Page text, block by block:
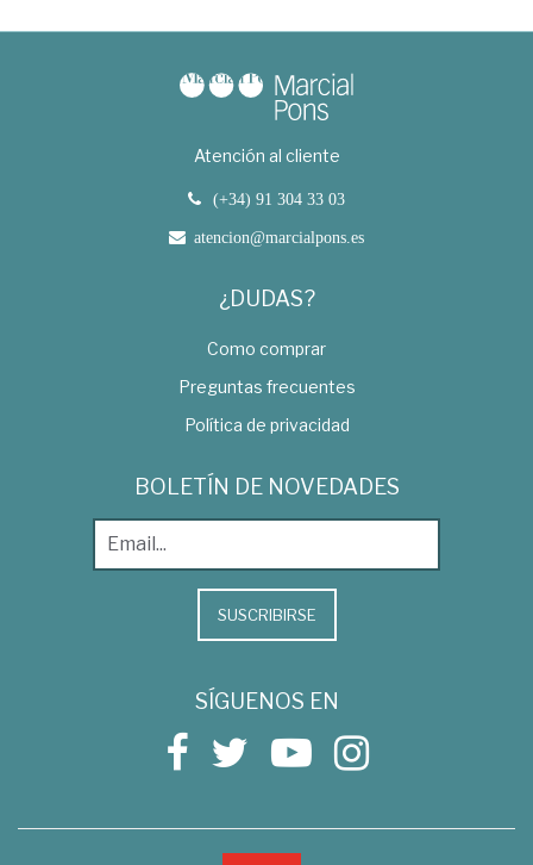
Atención al cliente
(+34) 91 304 33 03
atencion@marcialpons.es
¿DUDAS?
Como comprar
Preguntas frecuentes
Política de privacidad
BOLETÍN DE NOVEDADES
SUSCRIBIRSE
SÍGUENOS EN